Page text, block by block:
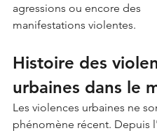
agressions ou encore des
manifestations violentes.
Histoire des
urbaines dans le
Les violences urbaines ne
phénomène récent. Depuis